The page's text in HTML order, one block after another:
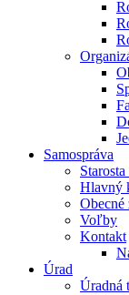
Samospráva
Hlavný
Obecné
Voľby
Kontakt
Úrad
Úradná